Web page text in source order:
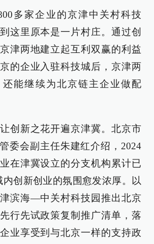
多家企业的京津中关村科技
这里原本是一片村庄。通过创
津两地建立起互利双赢的利益
的企业入驻科技城后，京津两
能继续为北京链主企业做配
创新之花开遍京津冀。北京市
委会副主任朱建红介绍，2024
在津冀设立的分支机构累计已
内创新创业的氛围愈发浓厚。以
滨海—中关村科技园推出北京
行先试政策复制推广清单，落
业享受到与北京一样的支持政